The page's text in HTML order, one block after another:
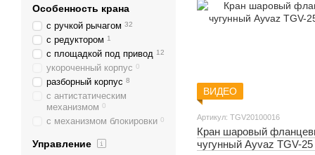
ВИДЕО
Артикул: TGV20100016
Кран шаровый
чугунный Ayvaz TGV-
340 мм 0
350 мм 2
356 мм
365 мм
390 мм
400 мм
430 мм
450 мм 1
460 мм 0
540 мм 0
Особенность крана
с ручкой рычагом 32
с редуктором 1
с площадкой под привод 12
укороченный корпус 0
разборный корпус 8
с антистатическим
механизмом 0
с механизмом блокировки 0
Управление